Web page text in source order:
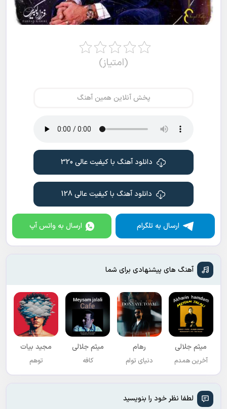
(امتیاز)
پخش آنلاین همین آهنگ
دانلود آهنگ با کیفیت عالی 320
دانلود آهنگ با کیفیت عالی 128
ارسال به تلگرام ارسال به واتس آپ
آهنگ های پیشنهادی برای شما
میثم جلالی
آخرین همدم
رهام
دنیای توام
میثم جلالی
کافه
مجید بیات
توهم
لطفا نظر خود را بنویسید